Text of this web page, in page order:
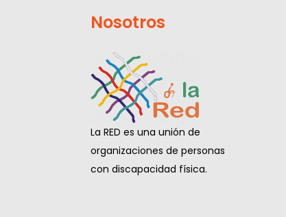
Nosotros
La RED es una unión de
organizaciones de personas
con discapacidad física.